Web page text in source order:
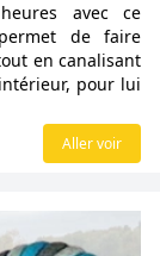
avec ce
de faire
en canalisant
pour lui
Aller voir